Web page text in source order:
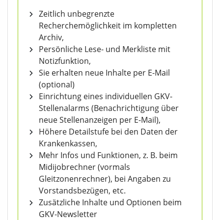
Zeitlich unbegrenzte
Recherchemöglichkeit im kompletten
Archiv,
Persönliche Lese- und Merkliste mit
Notizfunktion,
Sie erhalten neue Inhalte per E-Mail
(optional)
Einrichtung eines individuellen GKV-
Stellenalarms (Benachrichtigung über
neue Stellenanzeigen per E-Mail),
Höhere Detailstufe bei den Daten der
Krankenkassen,
Mehr Infos und Funktionen, z. B. beim
Midijobrechner (vormals
Gleitzonenrechner), bei Angaben zu
Vorstandsbezügen, etc.
Zusätzliche Inhalte und Optionen beim
GKV-Newsletter